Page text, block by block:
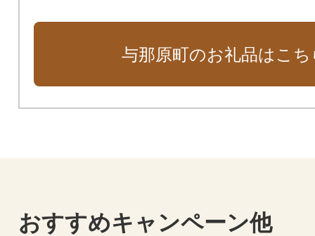
与那原町のお礼品はこち
おすすめキャンペーン他